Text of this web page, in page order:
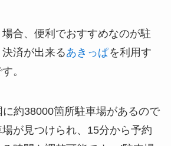
合、便利でおすすめなのが駐
済が出来るあきっぱを利用す
。
に約38000箇所駐車場があるので
が見つけられ、15分から予約